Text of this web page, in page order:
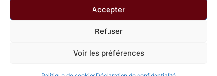
Accepter
Refuser
Voir les préférences
© 2026 - Télévision Régionale des Moulins. Tous droits réservés.